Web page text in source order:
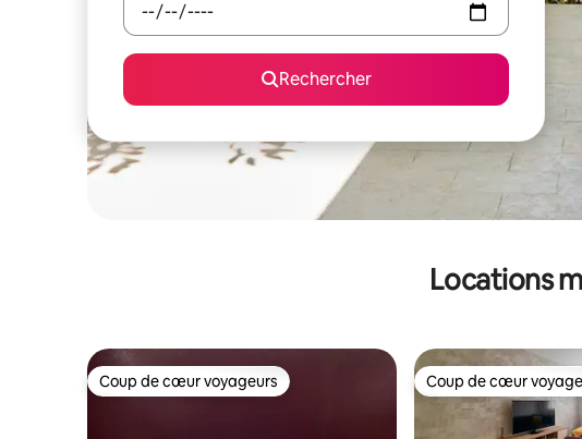
Rechercher
Locations
Coup de cœur voyageurs
Coup de cœur voyageurs Coup de cœur
Coup de cœur